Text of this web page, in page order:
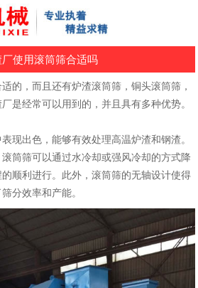
使用滚筒筛合适吗
的，而且还有炉渣滚筒筛，铜头滚筒筛，
是经常可以用到的，并且具有多种优势。‌
现出色，能够有效处理高温炉渣和钢渣。
筒筛可以通过水冷却或强风冷却的方式降
顺利进行。此外，滚筒筛的无轴设计使得
分效率和产能。